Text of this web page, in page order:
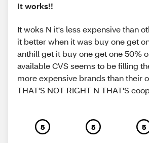
It works!!
It woks N it's less expensive than
it better when it was buy one get
anthill get it buy one get one 50%
available CVS seems to be filling
more expensive brands than their
THAT'S NOT RIGHT N THAT'S
5 5 5